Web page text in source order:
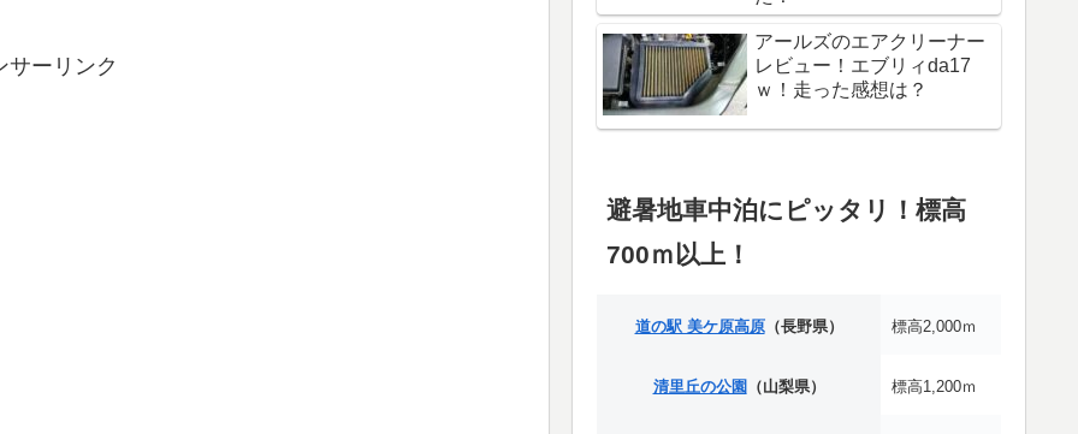
サーリンク
アールズのエアクリーナー
レビュー！エブリィda17
ｗ！走った感想は？
避暑地車中泊にピッタリ！標高
700ｍ以上！
道の駅 美ケ原高原（長野県） 標高2,000ｍ
清里丘の公園 （山梨県） 標高1,200ｍ